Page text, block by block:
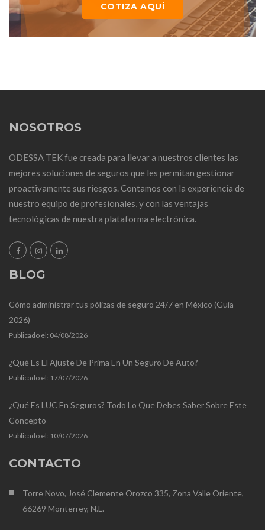
COTIZA AQUÍ
NOSOTROS
ODESSA TEK fue creada para llevar a nuestros clientes las
mejores soluciones de seguros que les permitan gestionar
proactivamente sus riesgos. Contamos con la experiencia de
nuestro equipo de profesionales, y con las ventajas
tecnológicas de nuestra plataforma electrónica.
BLOG
Cómo administrar tus pólizas de seguro 24/7 en México (Guía
2026)
Publicado el: 04/08/2026
¿Qué Es El Ajuste De Prima En Un Seguro De Auto?
Publicado el: 17/07/2026
¿Qué Es LUC En Seguros? Todo Lo Que Debes Saber Sobre Este
Concepto
Publicado el: 10/07/2026
CONTACTO
Torre Novo, José Clemente Orozco 335, Zona Valle Oriente,
66269 Monterrey, N.L.